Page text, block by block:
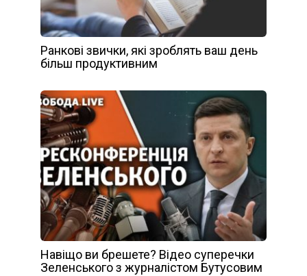
Ранкові звички, які зроблять ваш день
більш продуктивним
Навіщо ви брешете? Відео суперечки
Зеленського з журналістом Бутусовим